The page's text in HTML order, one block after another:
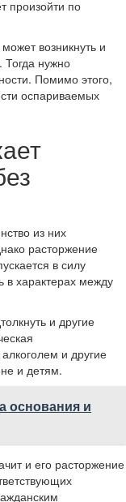
произойти по
возникнуть и
нужно
Помимо этого,
оспариваемых
из них
расторжение
в силу
характерах между
и другие
и другие
и детям.
основания и
и его расторжение